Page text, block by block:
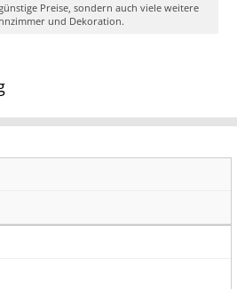
Preise, sondern auch viele weitere
und Dekoration.